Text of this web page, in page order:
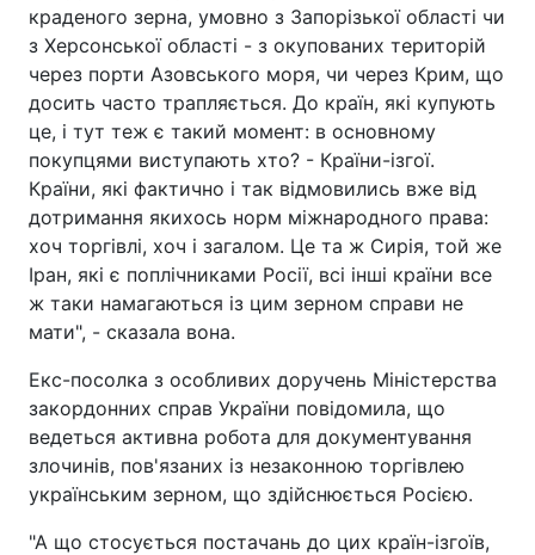
краденого зерна, умовно з Запорізької області чи
з Херсонської області - з окупованих територій
через порти Азовського моря, чи через Крим, що
досить часто трапляється. До країн, які купують
це, і тут теж є такий момент: в основному
покупцями виступають хто? - Країни-ізгої.
Країни, які фактично і так відмовились вже від
дотримання якихось норм міжнародного права:
хоч торгівлі, хоч і загалом. Це та ж Сирія, той же
Іран, які є поплічниками Росії, всі інші країни все
ж таки намагаються із цим зерном справи не
мати", - сказала вона.
Екс-посолка з особливих доручень Міністерства
закордонних справ України повідомила, що
ведеться активна робота для документування
злочинів, пов'язаних із незаконною торгівлею
українським зерном, що здійснюється Росією.
"А що стосується постачань до цих країн-ізгоїв,